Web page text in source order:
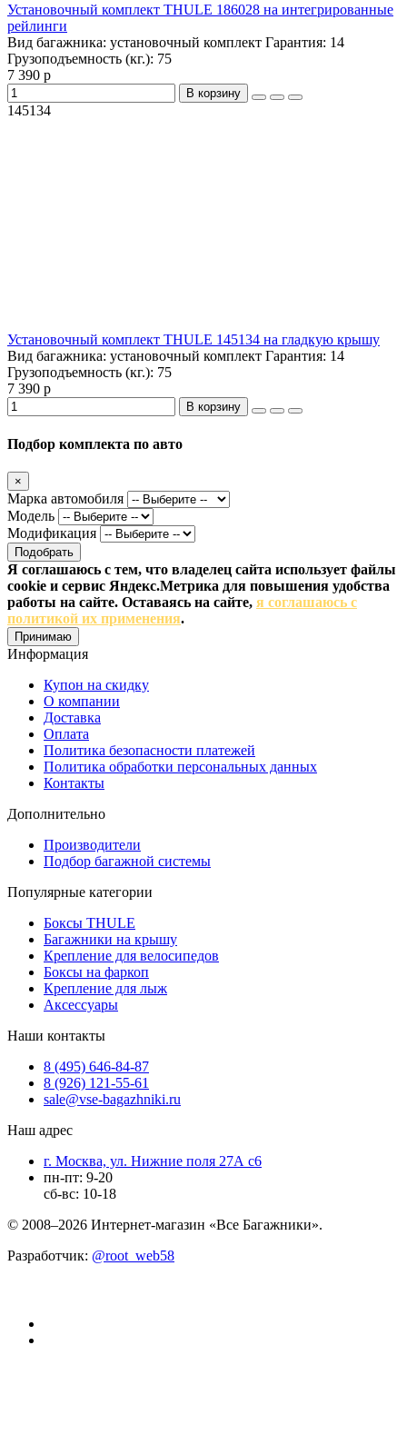
Установочный комплект THULE 186028 на интегрированные
рейлинги
Вид багажника: установочный комплект Гарантия: 14
Грузоподъемность (кг.): 75
7 390 р
В корзину
145134
Установочный комплект THULE 145134 на гладкую крышу
Вид багажника: установочный комплект Гарантия: 14
Грузоподъемность (кг.): 75
7 390 р
В корзину
Подбор комплекта по авто
×
Марка автомобиля
Модель
Модификация
Подобрать
Я соглашаюсь с тем, что владелец сайта использует файлы
cookie и сервис Яндекс.Метрика для повышения удобства
работы на сайте. Оставаясь на сайте, я соглашаюсь с
политикой их применения.
Принимаю
Информация
Купон на скидку
О компании
Доставка
Оплата
Политика безопасности платежей
Политика обработки персональных данных
Контакты
Дополнительно
Производители
Подбор багажной системы
Популярные категории
Боксы THULE
Багажники на крышу
Крепление для велосипедов
Боксы на фаркоп
Крепление для лыж
Аксессуары
Наши контакты
8 (495) 646-84-87
8 (926) 121-55-61
sale@vse-bagazhniki.ru
Наш адрес
г. Москва, ул. Нижние поля 27А с6
пн-пт: 9-20
сб-вс: 10-18
© 2008–2026 Интернет-магазин «Все Багажники».
Разработчик: @root_web58